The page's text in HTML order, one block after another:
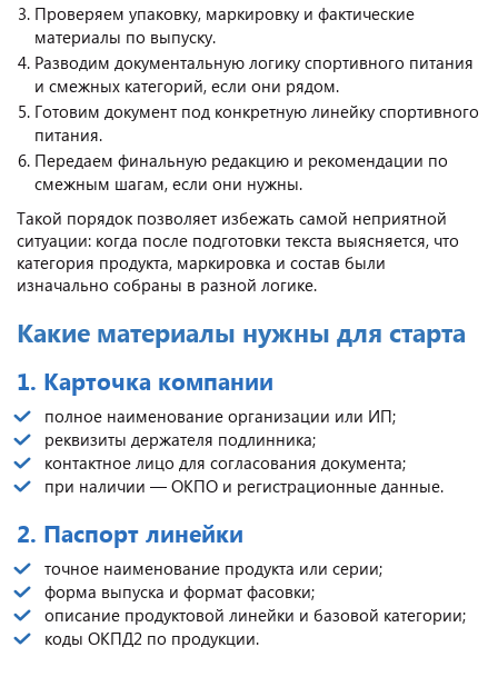
Проверяем упаковку, маркировку и фактические
материалы по выпуску.
Разводим документальную логику спортивного питания
и смежных категорий, если они рядом.
Готовим документ под конкретную линейку спортивного
питания.
Передаем финальную редакцию и рекомендации по
смежным шагам, если они нужны.
Такой порядок позволяет избежать самой неприятной
ситуации: когда после подготовки текста выясняется, что
категория продукта, маркировка и состав были
изначально собраны в разной логике.
Какие материалы нужны для старта
1. Карточка компании
полное наименование организации или ИП;
реквизиты держателя подлинника;
контактное лицо для согласования документа;
при наличии — ОКПО и регистрационные данные.
2. Паспорт линейки
точное наименование продукта или серии;
форма выпуска и формат фасовки;
описание продуктовой линейки и базовой категории;
коды ОКПД2 по продукции.